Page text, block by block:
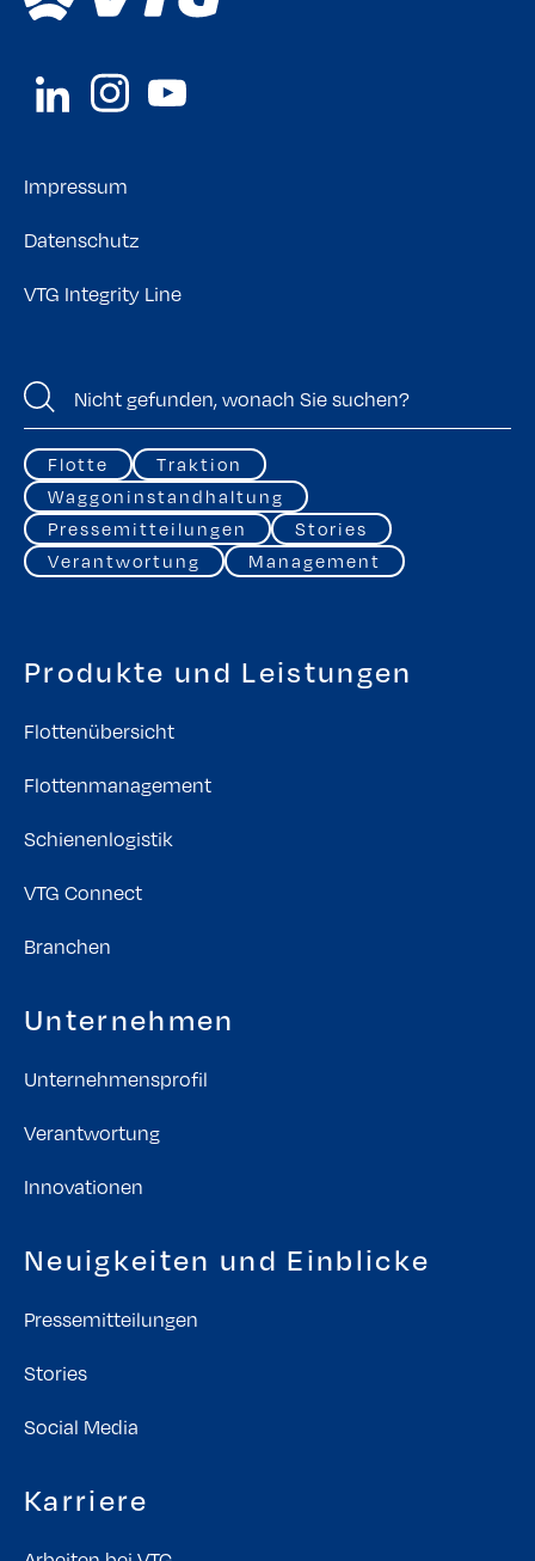
Impressum
Datenschutz
VTG Integrity Line
Flotte
Traktion
Waggoninstandhaltung
Pressemitteilungen
Stories
Verantwortung
Management
Produkte und Leistungen
Flottenübersicht
Flottenmanagement
Schienenlogistik
VTG Connect
Branchen
Unternehmen
Unternehmensprofil
Verantwortung
Innovationen
Neuigkeiten und Einblicke
Pressemitteilungen
Stories
Social Media
Karriere